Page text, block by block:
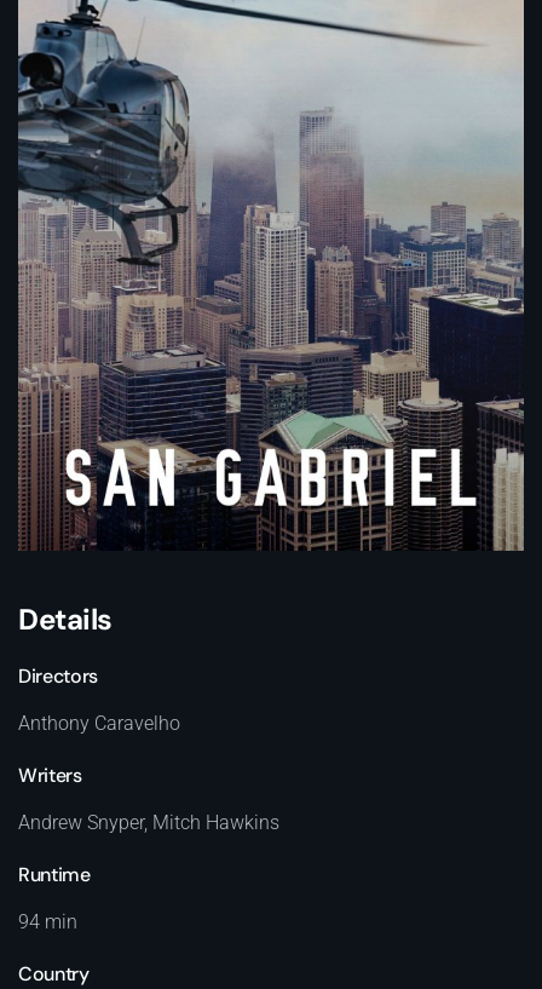
Details
Directors
Anthony Caravelho
Writers
Andrew Snyper, Mitch Hawkins
Runtime
94 min
Country